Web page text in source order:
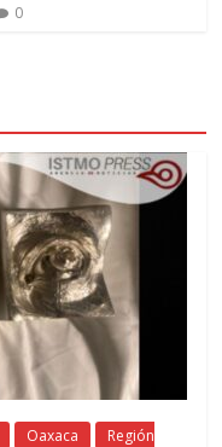
0
Oaxaca
Región